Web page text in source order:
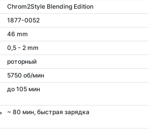
Chrom2Style Blending Edition
1877-0052
46 mm
0,5 - 2 mm
роторный
5750 об/мин
до 105 мин
~ 80 мин, быстрая зарядка